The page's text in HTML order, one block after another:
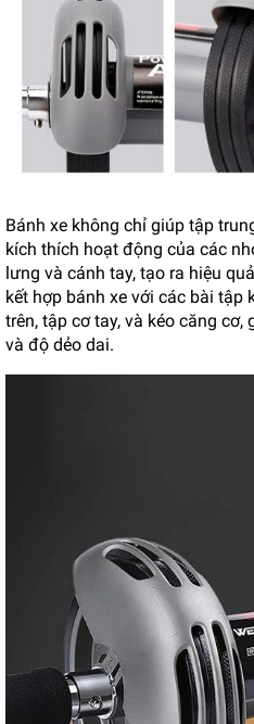
Bánh xe không chỉ giúp tập
kích thích hoạt động của các
lưng và cánh tay, tạo ra hiệu
kết hợp bánh xe với các bài tập
trên, tập cơ tay, và kéo căng
và độ dẻo dai.